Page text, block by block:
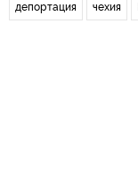
депортация чехия